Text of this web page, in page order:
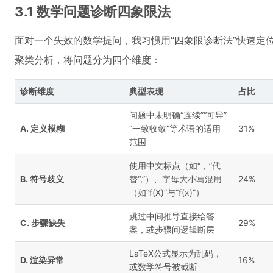
3.1 数学问题诊断四象限法
面对一个失效的数学提问，我习惯用“四象限诊断法”快速
聚类分析，将问题分为四个维度：
诊断维度 典型表现 占比
A. 定义模糊
问题中未明确“连续”“可导”
“一致收敛”等术语的适用
范围
31%
B. 符号歧义
使用中文标点（如“，”代
替“,”）、字母大小写混用
（如“f(X)”与“f(x)”）
24%
C. 步骤缺失
跳过中间推导直接给答
案，或步骤间逻辑断层
29%
D. 渲染异常
LaTeX公式显示为乱码，
或数学符号被截断
16%